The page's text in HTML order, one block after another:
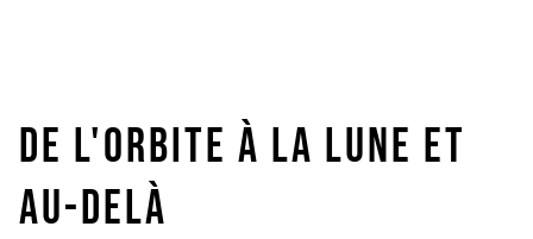
De l'orbite à la Lune et
au-delà